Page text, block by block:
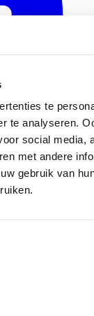
te
te analyseren.
social media,
met andere
gebruik van